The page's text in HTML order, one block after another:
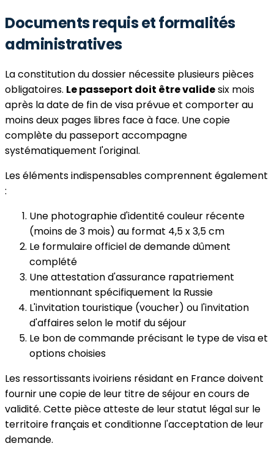
Documents requis et formalités
administratives
La constitution du dossier nécessite plusieurs pièces
obligatoires. Le passeport doit être validesix mois
après la date de fin de visa prévue et comporter au
moins deux pages libres face à face. Une copie
complète du passeport accompagne
systématiquement l'original.
Les éléments indispensables comprennent également
:
Une photographie d'identité couleur récente
(moins de 3 mois) au format 4,5 x 3,5 cm
Le formulaire officiel de demande dûment
complété
Une attestation d'assurance rapatriement
mentionnant spécifiquement la Russie
L'invitation touristique (voucher) ou l'invitation
d'affaires selon le motif du séjour
Le bon de commande précisant le type de visa et
options choisies
Les ressortissants ivoiriens résidant en France doivent
fournir une copie de leur titre de séjour en cours de
validité. Cette pièce atteste de leur statut légal sur le
territoire français et conditionne l'acceptation de leur
demande.